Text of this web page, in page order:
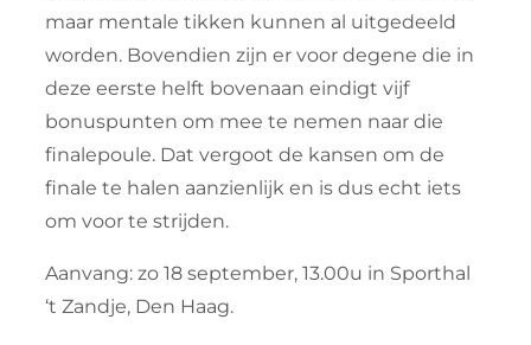
maar mentale tikken kunnen al uitgedeeld
worden. Bovendien zijn er voor degene die in
deze eerste helft bovenaan eindigt vijf
bonuspunten om mee te nemen naar die
finalepoule. Dat vergoot de kansen om de
finale te halen aanzienlijk en is dus echt iets
om voor te strijden.
Aanvang: zo 18 september, 13.00u in Sporthal
‘t Zandje, Den Haag.